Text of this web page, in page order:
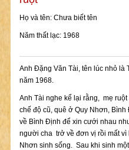
Họ và tên: Chưa biết tên
Năm thất lạc: 1968
Anh Đặng Văn Tài, tên lúc nhỏ là
năm 1968.
Anh Tài nghe kể lại rằng, mẹ
chế độ cũ, quê ở Quy Nhơn,
về Bình Định để xin cưới nhau
người cha trở về đơn vị rồi mất
Nhơn sinh sống. Sau khi sinh